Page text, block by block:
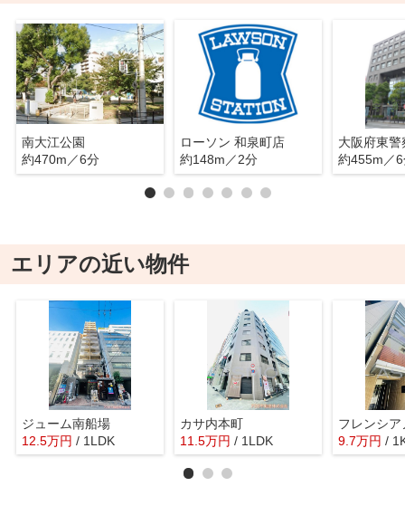
南大江公園
約470m／6分
ローソン 和泉町店
約148m／2分
大阪府東警
約455m／
エリアの近い物件
ジューム南船場
12.5万円 / 1LDK
カサ内本町
11.5万円 / 1LDK 9.7万円 /